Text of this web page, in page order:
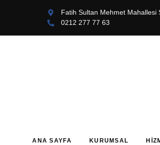
Fatih Sultan Mehmet Mahallesi
0212 277 77 63
ANA SAYFA KURUMSAL